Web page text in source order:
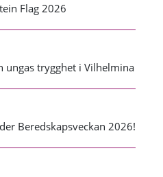
Flag 2026
ungas trygghet i Vilhelmina
Beredskapsveckan 2026!